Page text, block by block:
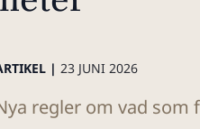
| 23 JUNI 2026
regler om vad som